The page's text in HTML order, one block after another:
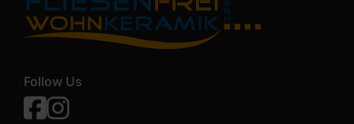
Follow Us
Facebook
Instagram